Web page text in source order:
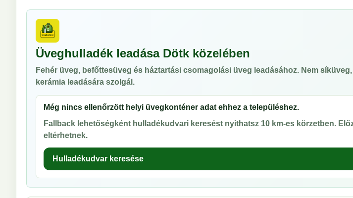
Üveghulladék leadása Dötk közelében
Fehér üveg, befőttesüveg és háztartási csomagolási üveg leadásához. Nem
kerámia leadására szolgál.
Még nincs ellenőrzött helyi üvegkonténer adat ehhez a településhez.
Fallback lehetőségként hulladékudvari keresést nyithatsz 10 km-es körzetben.
eltérhetnek.
Hulladékudvar keresése